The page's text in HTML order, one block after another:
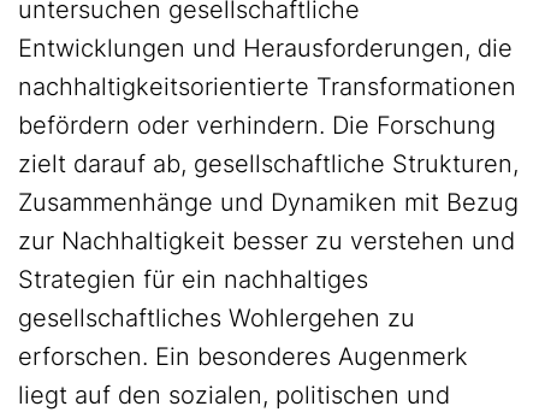
untersuchen gesellschaftliche
Entwicklungen und Herausforderungen, die
nachhaltigkeitsorientierte Transformationen
befördern oder verhindern. Die Forschung
zielt darauf ab, gesellschaftliche Strukturen,
Zusammenhänge und Dynamiken mit Bezug
zur Nachhaltigkeit besser zu verstehen und
Strategien für ein nachhaltiges
gesellschaftliches Wohlergehen zu
erforschen. Ein besonderes Augenmerk
liegt auf den sozialen, politischen und